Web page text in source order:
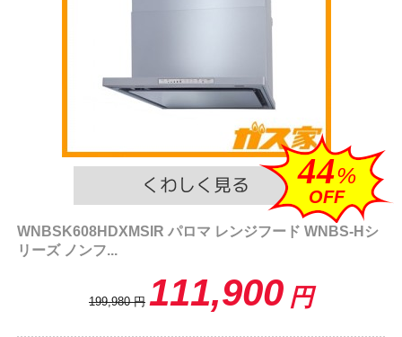
44%
OFF
WNBSK608HDXMSIR パロマ レンジフード WNBS-Hシ
リーズ ノンフ...
199,980 円 111,900 円